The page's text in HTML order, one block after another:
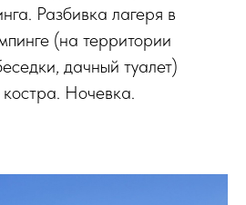
Разбивка лагеря в
(на территории
дачный туалет)
Ночевка.